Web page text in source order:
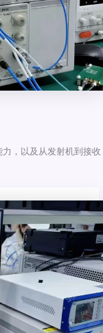
，以及从发射机到接收